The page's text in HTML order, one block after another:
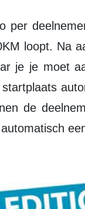
loopt. Na
je je moet
de